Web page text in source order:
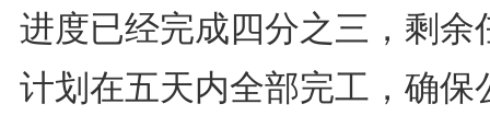
进度已经完成四分之三，剩余
计划在五天内全部完工，确保